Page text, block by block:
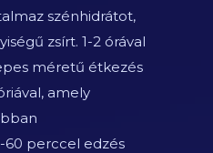
szénhidrátot,
zsírt. 1-2 órával
méretű étkezés
amely
perccel edzés